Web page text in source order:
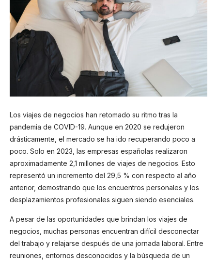
Los viajes de negocios han retomado su ritmo tras la
pandemia de COVID-19. Aunque en 2020 se redujeron
drásticamente, el mercado se ha ido recuperando poco a
poco. Solo en 2023, las empresas españolas realizaron
aproximadamente 2,1 millones de viajes de negocios. Esto
representó un incremento del 29,5 % con respecto al año
anterior, demostrando que los encuentros personales y los
desplazamientos profesionales siguen siendo esenciales.
A pesar de las oportunidades que brindan los viajes de
negocios, muchas personas encuentran difícil desconectar
del trabajo y relajarse después de una jornada laboral. Entre
reuniones, entornos desconocidos y la búsqueda de un